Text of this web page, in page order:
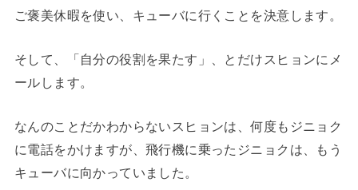
ご褒美休暇を使い、キューバに行くことを決意します。
そして、「自分の役割を果たす」、とだけスヒョンにメ
ールします。
なんのことだかわからないスヒョンは、何度もジニョク
に電話をかけますが、飛行機に乗ったジニョクは、もう
キューバに向かっていました。